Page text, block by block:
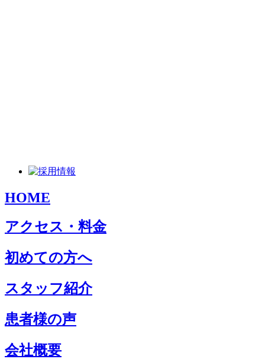
HOME
アクセス・料金
初めての方へ
スタッフ紹介
患者様の声
会社概要